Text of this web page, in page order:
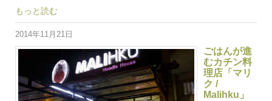
もっと読む
2014年11月21日
ごはんが進
むカチン料
理店「マリ
ク /
Malihku」